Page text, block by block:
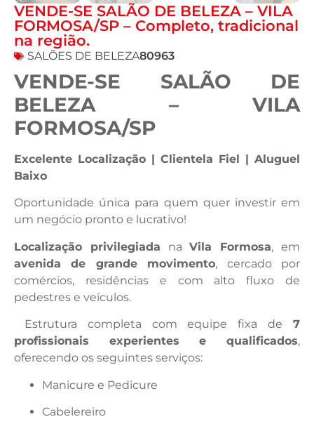
VENDE-SE SALÃO DE BELEZA – VILA
FORMOSA/SP – Completo, tradicional
na região.
SALÕES DE BELEZA80963
VENDE-SE SALÃO DE
BELEZA – VILA
FORMOSA/SP
Excelente Localização | Clientela Fiel | Aluguel
Baixo
Oportunidade única para quem quer investir em
um negócio pronto e lucrativo!
Localização privilegiada naVila Formosa, em
avenida de grande movimento, cercado por
comércios, residências e com alto fluxo de
pedestres e veículos.
Estrutura completa com equipe fixa de 7
profissionais experientes e qualificados,
oferecendo os seguintes serviços:
Manicure e Pedicure
Cabelereiro